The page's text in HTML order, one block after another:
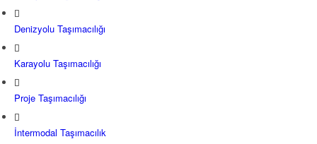
Denizyolu Taşımacılığı
Karayolu Taşımacılığı
Proje Taşımacılığı
İntermodal Taşımacılık